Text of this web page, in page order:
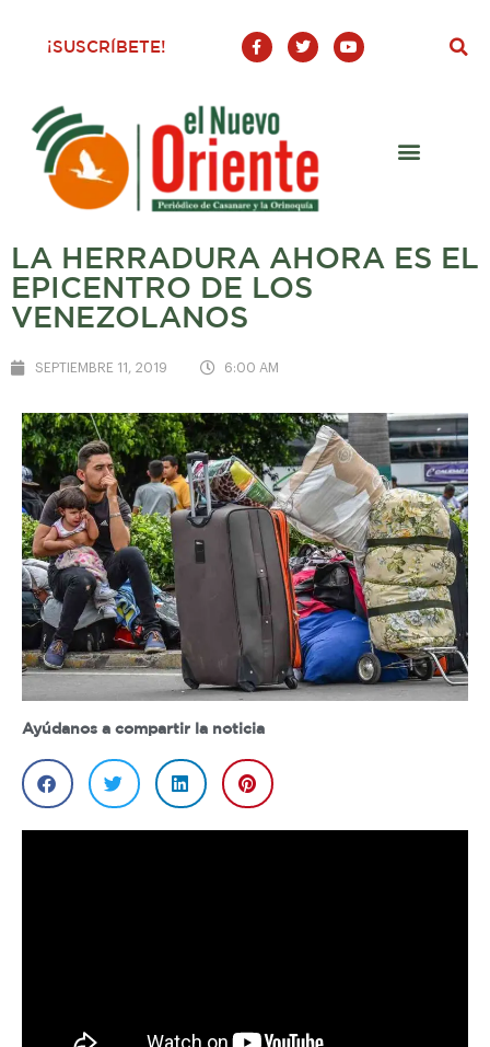
¡SUSCRÍBETE!
F
a
c
o
o
-
T
w
i
Y
o
u
LA HERRADURA AHORA ES EL
EPICENTRO DE LOS
VENEZOLANOS
SEPTIEMBRE 11, 2019 6:00 AM
Ayúdanos a compartir la noticia